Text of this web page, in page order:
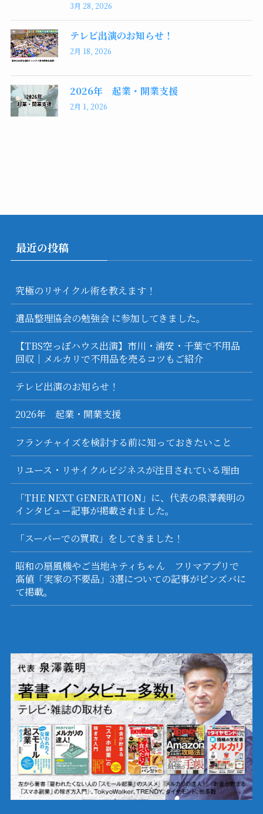
3月 28, 2026
テレビ出演のお知らせ！
2月 18, 2026
2026年 起業・開業支援
2月 1, 2026
最近の投稿
究極のリサイクル術を教えます！
遺品整理協会の勉強会 に参加してきました。
【TBS空っぽハウス出演】市川・浦安・千葉で不用品
回収｜メルカリで不用品を売るコツもご紹介
テレビ出演のお知らせ！
2026年 起業・開業支援
フランチャイズを検討する前に知っておきたいこと
リユース・リサイクルビジネスが注目されている理由
「THE NEXT GENERATION」に、代表の泉澤義明の
インタビュー記事が掲載されました。
「スーパーでの買取」をしてきました！
昭和の扇風機やご当地キティちゃん フリマアプリで
高値「実家の不要品」3選についての記事がピンズバに
て掲載。